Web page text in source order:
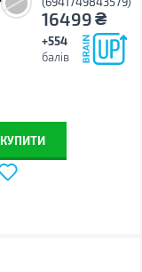
16499₴
+554
балів
КУПИТИ